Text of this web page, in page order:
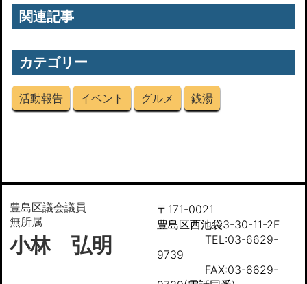
関連記事
カテゴリー
活動報告 イベント グルメ 銭湯
豊島区議会議員
無所属
小林 弘明
〒171-0021
豊島区西池袋3-30-11-2F
TEL:03-6629-
9739
FAX:03-6629-